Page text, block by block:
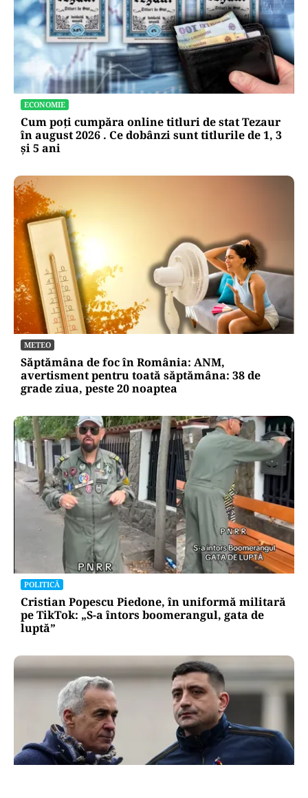
ECONOMIE
Cum poți cumpăra online titluri de stat Tezaur
în august 2026 . Ce dobânzi sunt titlurile de 1, 3
și 5 ani
METEO
Săptămâna de foc în România: ANM,
avertisment pentru toată săptămâna: 38 de
grade ziua, peste 20 noaptea
POLITICĂ
Cristian Popescu Piedone, în uniformă militară
pe TikTok: „S-a întors boomerangul, gata de
luptă”